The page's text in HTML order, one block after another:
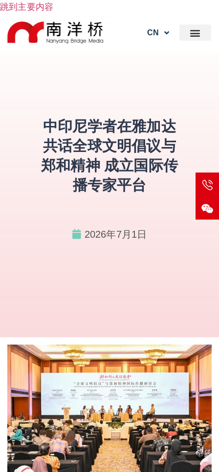
跳到主要内容
CN
中印尼学者在雅加达
共话全球文明倡议与
郑和精神 成立国际传
播专家平台
2026年7月1日